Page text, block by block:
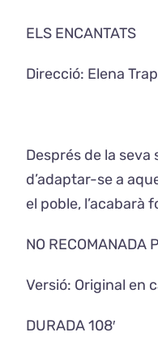
ELS ENCANTATS
Direcció: Elena
Després de la
d’adaptar-se a
el poble, l’acabarà
NO RECOMANADA
Versió: Original en
DURADA 108′